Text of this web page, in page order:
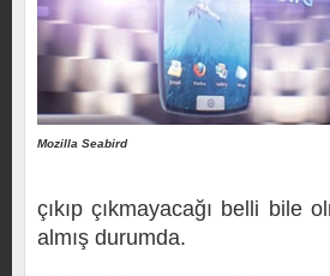
Mozilla Seabird
çıkıp çıkmayacağı belli bile
almış durumda.